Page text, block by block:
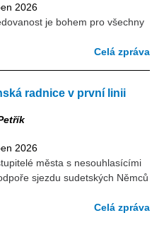
2026
je bohem pro všechny
Celá zpráva
radnice v první linii
2026
města s nesouhlasícími
sjezdu sudetských Němců
Celá zpráva